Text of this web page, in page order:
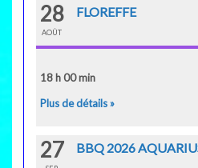
28
AOÛT
FLOREFFE
18 h 00 min
Plus de détails »
27 BBQ 2026